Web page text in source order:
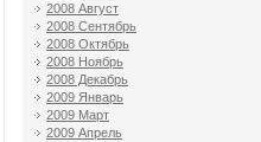
2008 Август
2008 Сентябрь
2008 Октябрь
2008 Ноябрь
2008 Декабрь
2009 Январь
2009 Март
2009 Апрель